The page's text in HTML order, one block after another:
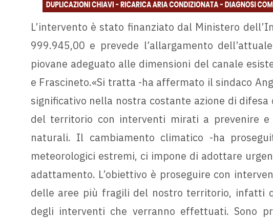
L’intervento è stato finanziato dal Ministero
999.945,00 e prevede l’allargamento
piovane adeguato alle dimensioni del canale
e Frascineto.«Si tratta -ha affermato il sindaco
significativo nella nostra costante azione di
del territorio con interventi mirati a prevenire
naturali. Il cambiamento climatico -ha
meteorologici estremi, ci impone di adottare
adattamento. L’obiettivo è proseguire con
delle aree più fragili del nostro territorio, infatti
degli interventi che verranno effettuati. Sono